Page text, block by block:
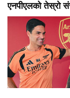
एनपीएलको तेस्रो